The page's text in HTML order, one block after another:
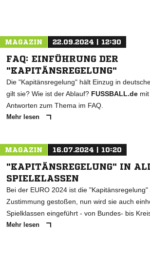
MAGAZIN 22.09.2024 | 12:30
FAQ: EINFÜHRUNG DER
"KAPITÄNSREGELUNG"
Die "Kapitänsregelung" hält Einzug in
gilt sie? Wie ist der Ablauf? FUSSBALL.de
Antworten zum Thema im FAQ.
Mehr lesen
MAGAZIN 16.07.2024 | 10:20
"KAPITÄNSREGELUNG" IN
SPIELKLASSEN
Bei der EURO 2024 ist die
Zustimmung gestoßen, nun wird sie auch
Spielklassen eingeführt - von Bundes- bis
Mehr lesen